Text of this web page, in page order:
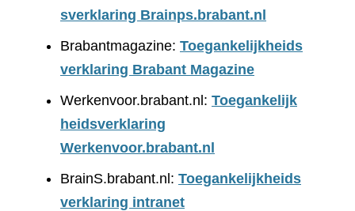
sverklaring Brainps.brabant.nl
Brabantmagazine: Toegankelijkheids
verklaring Brabant Magazine
Werkenvoor.brabant.nl: Toegankelijk
heidsverklaring
Werkenvoor.brabant.nl
BrainS.brabant.nl: Toegankelijkheids
verklaring intranet